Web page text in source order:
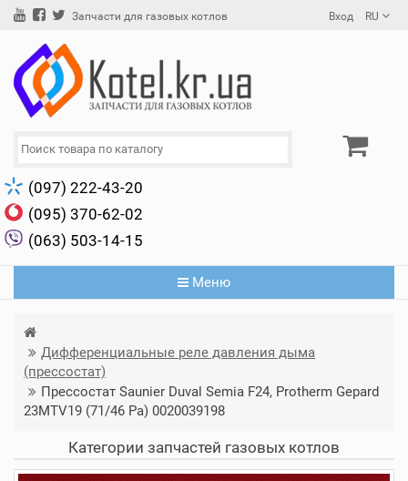
Запчасти для газовых котлов Вход RU
(097) 222-43-20
(095) 370-62-02
(063) 503-14-15
Меню
Дифференциальные реле давления дыма
(прессостат)
Прессостат Saunier Duval Semia F24, Protherm Gepard
23MTV19 (71/46 Pa) 0020039198
Категории запчастей газовых котлов